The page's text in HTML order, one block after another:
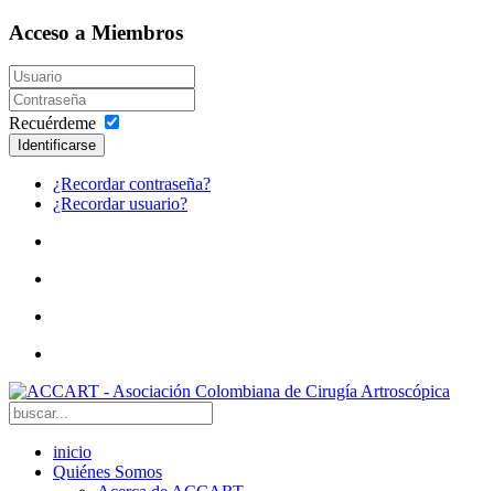
Acceso a Miembros
Recuérdeme
Identificarse
¿Recordar contraseña?
¿Recordar usuario?
inicio
Quiénes Somos